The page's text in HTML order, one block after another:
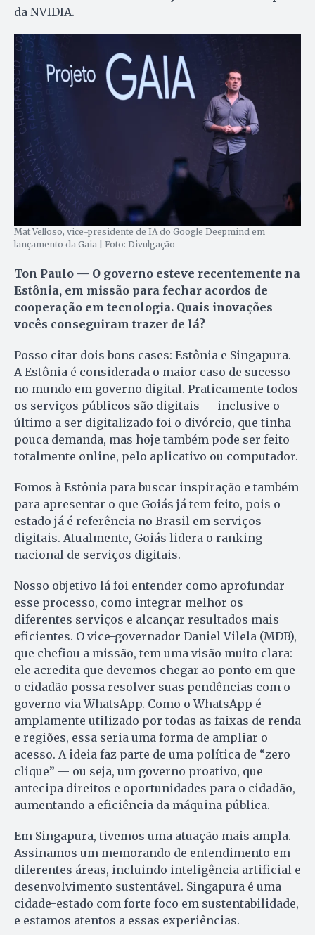
da NVIDIA.
Mat Velloso, vice-presidente de IA do Google Deepmind em
lançamento da Gaia | Foto: Divulgação
Ton Paulo — O governo esteve recentemente na
Estônia, em missão para fechar acordos de
cooperação em tecnologia. Quais inovações
vocês conseguiram trazer de lá?
Posso citar dois bons cases: Estônia e Singapura.
A Estônia é considerada o maior caso de sucesso
no mundo em governo digital. Praticamente todos
os serviços públicos são digitais — inclusive o
último a ser digitalizado foi o divórcio, que tinha
pouca demanda, mas hoje também pode ser feito
totalmente online, pelo aplicativo ou computador.
Fomos à Estônia para buscar inspiração e também
para apresentar o que Goiás já tem feito, pois o
estado já é referência no Brasil em serviços
digitais. Atualmente, Goiás lidera o ranking
nacional de serviços digitais.
Nosso objetivo lá foi entender como aprofundar
esse processo, como integrar melhor os
diferentes serviços e alcançar resultados mais
eficientes. O vice-governador Daniel Vilela (MDB),
que chefiou a missão, tem uma visão muito clara:
ele acredita que devemos chegar ao ponto em que
o cidadão possa resolver suas pendências com o
governo via WhatsApp. Como o WhatsApp é
amplamente utilizado por todas as faixas de renda
e regiões, essa seria uma forma de ampliar o
acesso. A ideia faz parte de uma política de “zero
clique” — ou seja, um governo proativo, que
antecipa direitos e oportunidades para o cidadão,
aumentando a eficiência da máquina pública.
Em Singapura, tivemos uma atuação mais ampla.
Assinamos um memorando de entendimento em
diferentes áreas, incluindo inteligência artificial e
desenvolvimento sustentável. Singapura é uma
cidade-estado com forte foco em sustentabilidade,
e estamos atentos a essas experiências.